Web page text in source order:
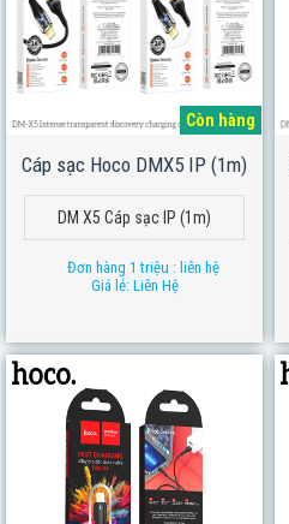
Còn hàng
Cáp sạc Hoco DMX5 IP (1m)
DM X5 Cáp sạc IP (1m)
Đơn hàng 1 triệu : liên hệ
Giá lẻ: Liên Hệ